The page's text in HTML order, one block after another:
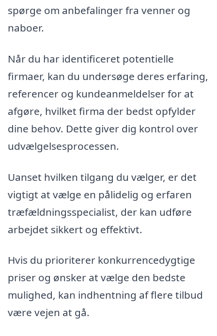
spørge om anbefalinger fra venner og
naboer.
Når du har identificeret potentielle
firmaer, kan du undersøge deres erfaring,
referencer og kundeanmeldelser for at
afgøre, hvilket firma der bedst opfylder
dine behov. Dette giver dig kontrol over
udvælgelsesprocessen.
Uanset hvilken tilgang du vælger, er det
vigtigt at vælge en pålidelig og erfaren
træfældningsspecialist, der kan udføre
arbejdet sikkert og effektivt.
Hvis du prioriterer konkurrencedygtige
priser og ønsker at vælge den bedste
mulighed, kan indhentning af flere tilbud
være vejen at gå.